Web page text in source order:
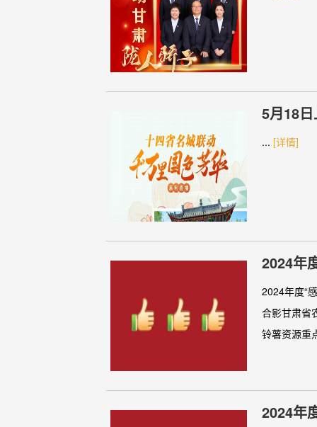
5月18
城联动
... [详情]
2024年
2024年度“
合影甘肃省
铃薯资源重
2024年